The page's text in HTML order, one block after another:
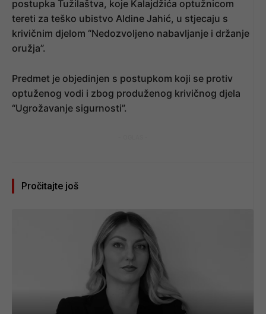
postupka Tužilaštva, koje Kalajdžića optužnicom
tereti za teško ubistvo Aldine Jahić, u stjecaju s
krivičnim djelom “Nedozvoljeno nabavljanje i držanje
oružja”.
Predmet je objedinjen s postupkom koji se protiv
optuženog vodi i zbog produženog krivičnog djela
“Ugrožavanje sigurnosti”.
Pročitajte još